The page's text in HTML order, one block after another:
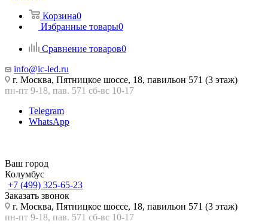
Корзина0
Избранные товары0
Сравнение товаров0
info@ic-led.ru
г. Москва, Пятницкое шоссе, 18, павильон 571 (3 этаж)
пн-пт 9-18, пав. 571 сб-вс 10-17
Telegram
WhatsApp
Ваш город
Колумбус
+7 (499) 325-65-23
Заказать звонок
г. Москва, Пятницкое шоссе, 18, павильон 571 (3 этаж)
пн-пт 9-18, пав. 571 сб-вс 10-17